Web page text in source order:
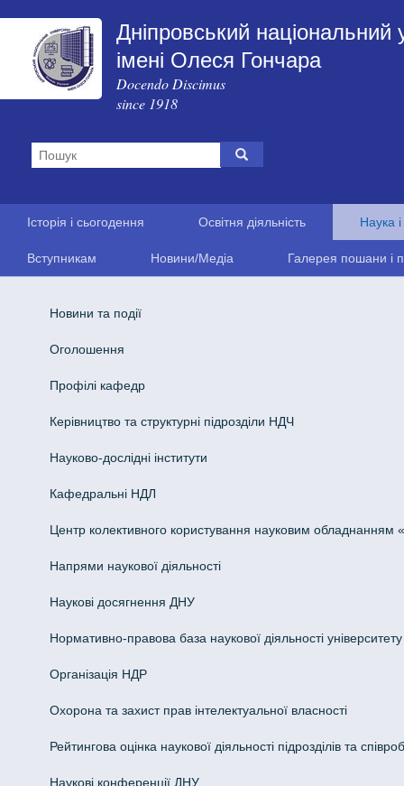
Дніпровський національний
імені Олеся Гончара
Docendo Discimus
since 1918
Історія і сьогодення Освітня діяльність Наука
Вступникам Новини/Медіа Галерея пошани і
Новини та події
Оголошення
Профілі кафедр
Керівництво та структурні підрозділи НДЧ
Науково-дослідні інститути
Кафедральні НДЛ
Центр колективного користування науковим обладнанням
Напрями наукової діяльності
Наукові досягнення ДНУ
Нормативно-правова база наукової діяльності університету
Організація НДР
Охорона та захист прав інтелектуальної власності
Рейтингова оцінка наукової діяльності підрозділів та
Наукові конференції ДНУ